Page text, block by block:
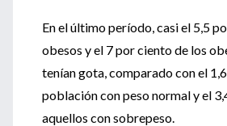
En el último período, casi el 5,5
obesos y el 7 por ciento de los
tenían gota, comparado con el
población con peso normal y el
aquellos con sobrepeso.